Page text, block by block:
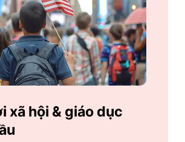
xã hội & giáo dục